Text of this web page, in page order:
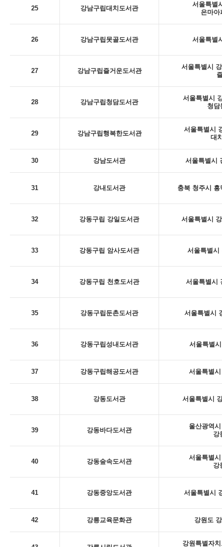
25 강남구립대치도서관
서울특별
은마아
26 강남구립못골도서관 서울특별
27 강남구립즐거운도서관
서울특별시
28 강남구립청담도서관
서울특별시
청담
29 강남구립행복한도서관
서울특별시
대
30 강남도서관 서울특별시
31 강내도서관 충북 청주시
32 강동구립 강일도서관 서울특별시
33 강동구립 암사도서관 서울특별시
34 강동구립 천호도서관 서울특별시
35 강동구립둔촌도서관 서울특별시
36 강동구립성내도서관 서울특별
37 강동구립해공도서관 서울특별
38 강동도서관 서울특별시
39 강동바다도서관
울산광역
강
40 강동숲속도서관
서울특별
강
41 강동중앙도서관 서울특별시
42 강릉교육문화관 강원도
강원특별자